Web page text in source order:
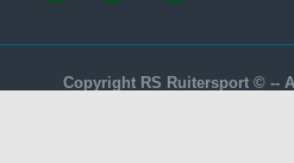
Copyright RS Ruitersport © --